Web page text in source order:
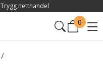
Trygg netthandel
0
/